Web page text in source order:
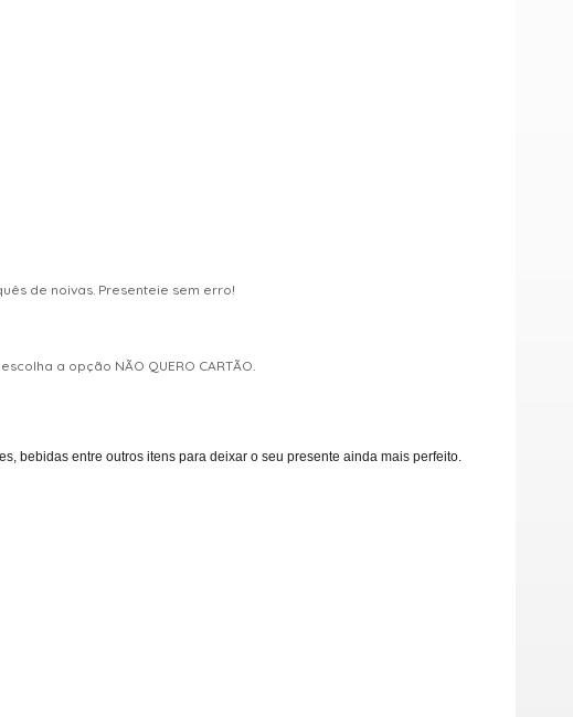
de noivas. Presenteie sem erro!
a opção NÃO QUERO CARTÃO.
bebidas entre outros itens para deixar o seu presente ainda mais perfeito.